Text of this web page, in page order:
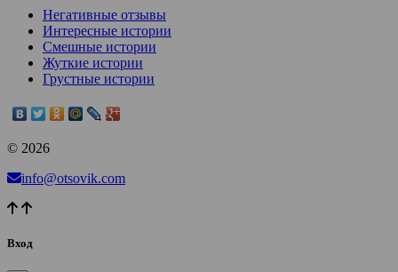
Негативные отзывы
Интересные истории
Смешные истории
Жуткие истории
Грустные истории
© 2026
info@otsovik.com
Вход